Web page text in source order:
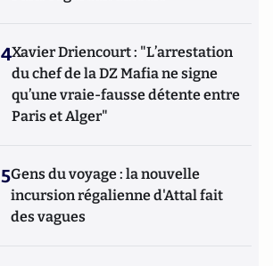
4Xavier Driencourt : "L’arrestation
du chef de la DZ Mafia ne signe
qu’une vraie-fausse détente entre
Paris et Alger"
5Gens du voyage : la nouvelle
incursion régalienne d'Attal fait
des vagues